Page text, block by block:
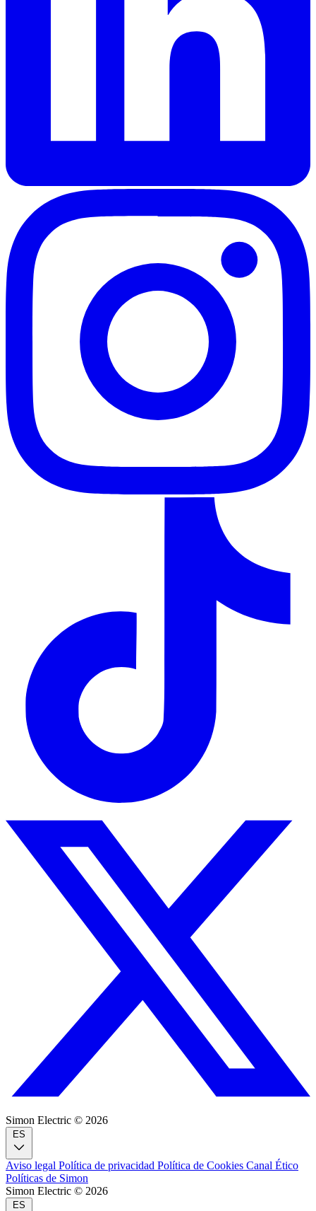
Simon Electric © 2026
Aviso legal Política de privacidad Política de Cookies Canal Ético
Políticas de Simon
Simon Electric © 2026